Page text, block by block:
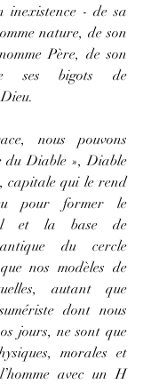
inexistence - de sa
nature, de son
Père, de son
ses bigots de
nous pouvons
du Diable », Diable
capitale qui le rend
pour former le
et la base de
du cercle
nos modèles de
autant que
dont nous
jours, ne sont que
morales et
avec un H